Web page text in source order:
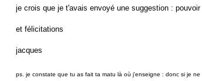
je crois que je t'avais envoyé une suggestion :
et félicitations
jacques
ps. je constate que tu as fait ta matu là où j'enseigne : donc si je